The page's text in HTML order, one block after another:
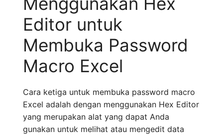
Editor untuk
Membuka Password
Macro Excel
Cara ketiga untuk membuka password macro
Excel adalah dengan menggunakan Hex Editor
yang merupakan alat yang dapat Anda
gunakan untuk melihat atau mengedit data